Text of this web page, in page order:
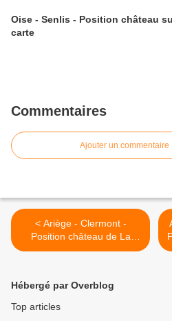
Oise - Senlis - Position château
carte
Commentaires
Ajouter un commentaire
< Ariège - Clermont -
Position château de La
Grausse sur carte
Hébergé par Overblog
Top articles